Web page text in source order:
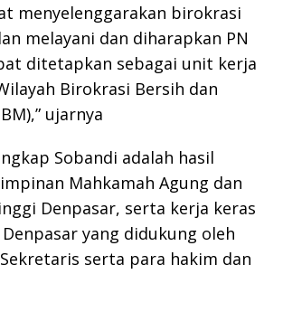
menyelenggarakan birokrasi
melayani dan diharapkan PN
ditetapkan sebagai unit kerja
Birokrasi Bersih dan
ujarnya
Sobandi adalah hasil
Mahkamah Agung dan
Denpasar, serta kerja keras
yang didukung oleh
serta para hakim dan